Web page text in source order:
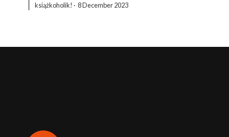
książkoholik! · 8 December 2023